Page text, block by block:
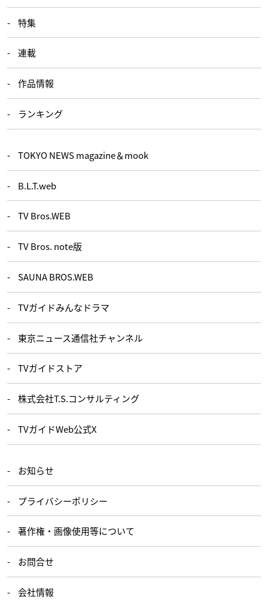
特集
連載
作品情報
ランキング
TOKYO NEWS magazine＆mook
B.L.T.web
TV Bros.WEB
TV Bros. note版
SAUNA BROS.WEB
TVガイドみんなドラマ
東京ニュース通信社チャンネル
TVガイドストア
株式会社T.S.コンサルティング
TVガイドWeb公式X
お知らせ
プライバシーポリシー
著作権・画像使用等について
お問合せ
会社情報